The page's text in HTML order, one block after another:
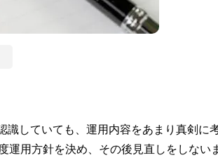
していても、運用内容をあまり真剣に
運用方針を決め、その後見直しをしない